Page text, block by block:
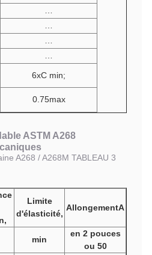
6xC min;
0.75max
ASTM A268
A268 / A268M TABLEAU 3
Limite
d'élasticité,
AllongementA
min
en 2 pouces
ou 50